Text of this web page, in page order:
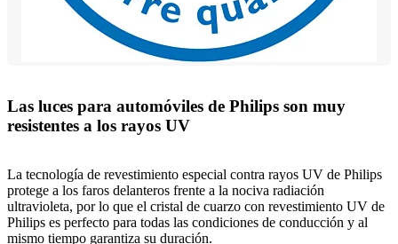
Las luces para automóviles de Philips son muy
resistentes a los rayos UV
La tecnología de revestimiento especial contra rayos UV de Philips
protege a los faros delanteros frente a la nociva radiación
ultravioleta, por lo que el cristal de cuarzo con revestimiento UV de
Philips es perfecto para todas las condiciones de conducción y al
mismo tiempo garantiza su duración.